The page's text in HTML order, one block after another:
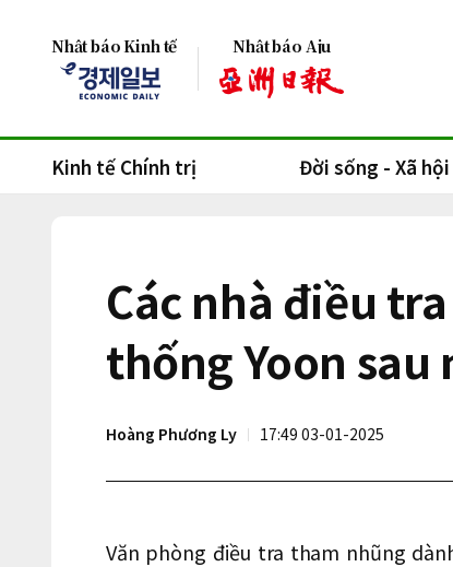
Nhật báo Kinh tế Nhật báo Aju
Kinh tế Chính trị Đời sống - Xã hội
Các nhà điều
thống Yoon
Hoàng Phương Ly 17:49 03-01-2025
Văn phòng điều tra tham nhũng